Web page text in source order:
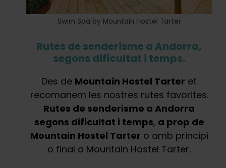
Swim Spa by Mountain Hostel Tarter
Rutes de senderisme a Andorra,
segons dificultat i temps.
Des de Mountain Hostel Tarter et
recomanem les nostres rutes favorites.
Rutes de senderisme a Andorra
segons dificultat i temps, a prop de
Mountain Hostel Tarter o amb principi
o final a Mountain Hostel Tarter.